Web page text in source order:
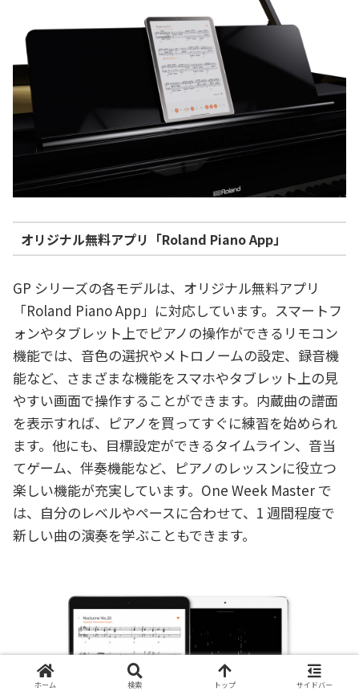
オリジナル無料アプリ「Roland Piano App」
GP シリーズの各モデルは、オリジナル無料アプリ
「Roland Piano App」に対応しています。スマートフ
ォンやタブレット上でピアノの操作ができるリモコン
機能では、音色の選択やメトロノームの設定、録音機
能など、さまざまな機能をスマホやタブレット上の見
やすい画面で操作することができます。内蔵曲の譜面
を表示すれば、ピアノを買ってすぐに練習を始められ
ます。他にも、目標設定ができるタイムライン、音当
てゲーム、伴奏機能など、ピアノのレッスンに役立つ
楽しい機能が充実しています。One Week Master で
は、自分のレベルやペースに合わせて、1 週間程度で
新しい曲の演奏を学ぶこともできます。
ホーム 検索 トップ サイドバー